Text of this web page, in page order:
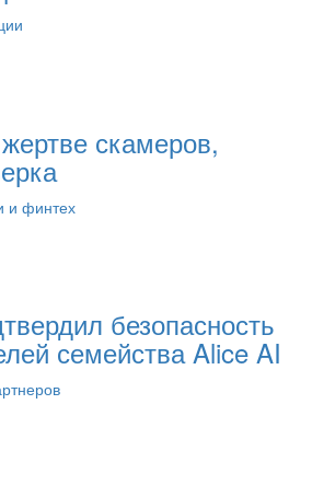
скамеров,
и финтех
безопасность
семейства Alice AI